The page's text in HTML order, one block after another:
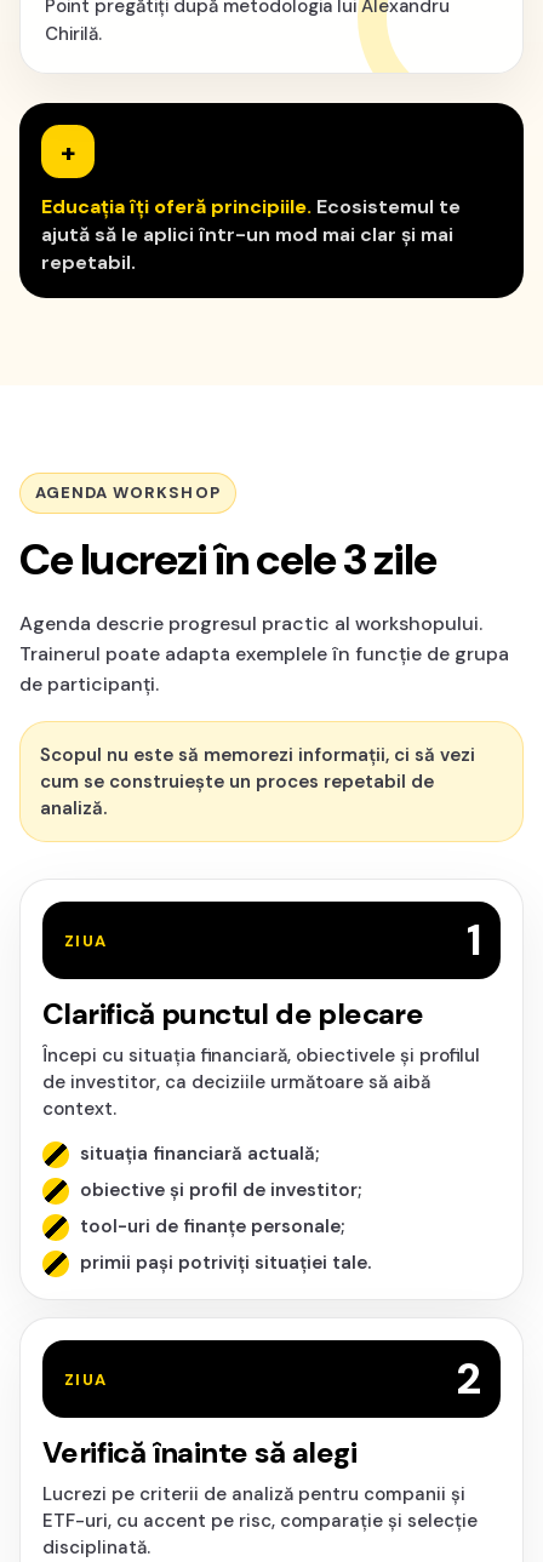
Point pregătiți după metodologia lui Alexandru
Chirilă.
+
Educația îți oferă principiile. Ecosistemul te
ajută să le aplici într-un mod mai clar și mai
repetabil.
AGENDA WORKSHOP
Ce lucrezi în cele 3 zile
Agenda descrie progresul practic al workshopului.
Trainerul poate adapta exemplele în funcție de grupa
de participanți.
Scopul nu este să memorezi informații, ci să vezi
cum se construiește un proces repetabil de
analiză.
ZIUA 1
Clarifică punctul de plecare
Începi cu situația financiară, obiectivele și profilul
de investitor, ca deciziile următoare să aibă
context.
situația financiară actuală;
obiective și profil de investitor;
tool-uri de finanțe personale;
primii pași potriviți situației tale.
ZIUA 2
Verifică înainte să alegi
Lucrezi pe criterii de analiză pentru companii și
ETF-uri, cu accent pe risc, comparație și selecție
disciplinată.